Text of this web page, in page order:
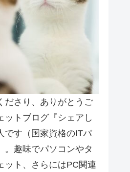
ださり、ありがとうご
ットブログ『シェアし
です（国家資格のITパ
。趣味でパソコンやタ
ット、さらにはPC関連